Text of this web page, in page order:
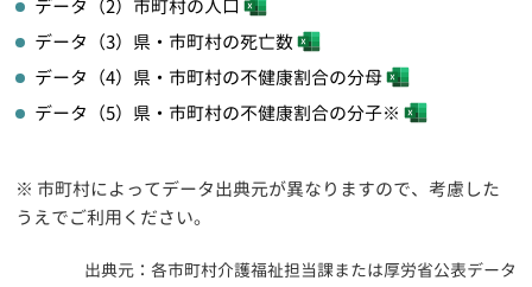
データ（2）市町村の人口
データ（3）県・市町村の死亡数
データ（4）県・市町村の不健康割合の分母
データ（5）県・市町村の不健康割合の分子※
※ 市町村によってデータ出典元が異なりますので、考慮した
うえでご利用ください。
出典元：各市町村介護福祉担当課または厚労省公表データ